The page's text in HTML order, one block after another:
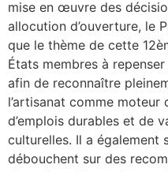
mise en œuvre des
allocution d’ouverture, le
que le thème de cette
États membres à
afin de reconnaître
l’artisanat comme moteur
d’emplois durables et de
culturelles. Il a également
débouchent sur des